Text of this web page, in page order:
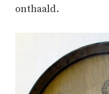
onthaald.